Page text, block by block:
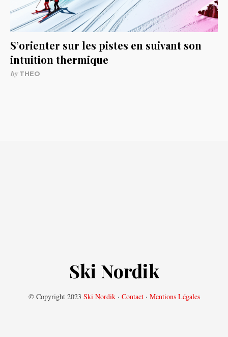
S’orienter sur les pistes en suivant son
intuition thermique
byTHEO
Ski Nordik
© Copyright 2023 Ski Nordik· Contact· Mentions Légales